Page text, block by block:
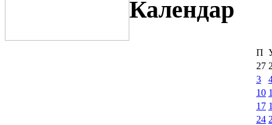
Календар
П
27
3
10
17
24